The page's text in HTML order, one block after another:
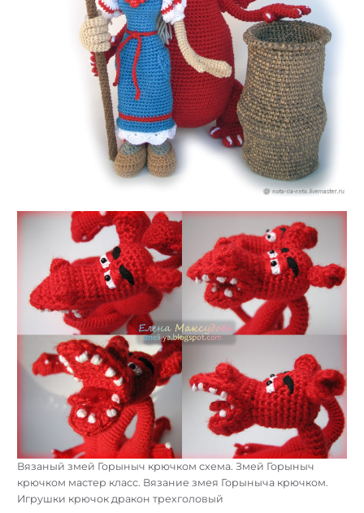
Вязаный змей Горыныч крючком схема. Змей Горыныч
крючком мастер класс. Вязание змея Горыныча крючком.
Игрушки крючок дракон трехголовый